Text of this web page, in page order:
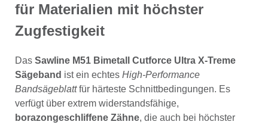
für Materialien mit höchster
Zugfestigkeit
Das Sawline M51 Bimetall Cutforce Ultra X-Treme
Sägeband ist ein echtes High-Performance
Bandsägeblattfür härteste Schnittbedingungen. Es
verfügt über extrem widerstandsfähige,
borazongeschliffene Zähne, die auch bei höchster